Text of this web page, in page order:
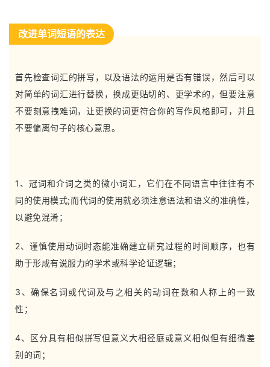
改进单词短语的表达
首先检查词汇的拼写，以及语法的运用是否有错误，然后可以
对简单的词汇进行替换，换成更贴切的、更学术的，但要注意
不要刻意拽难词，让更换的词更符合你的写作风格即可，并且
不要偏离句子的核心意思。
1、冠词和介词之类的微小词汇，它们在不同语言中往往有不
同的使用模式;而代词的使用就必须注意语法和语义的准确性，
以避免混淆；
2、谨慎使用动词时态能准确建立研究过程的时间顺序，也有
助于形成有说服力的学术或科学论证逻辑；
3、确保名词或代词及与之相关的动词在数和人称上的一致
性；
4、区分具有相似拼写但意义大相径庭或意义相似但有细微差
别的词；